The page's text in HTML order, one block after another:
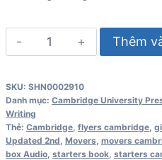
Kid's
Box
2nd
Edition
5
Teacher's
Thêm
SKU: SHN0002910
Danh mục: Cambridge University
Writing
Thẻ: Cambridge flyers cambridge
Updated 2nd Movers movers
box Audio starters book starters